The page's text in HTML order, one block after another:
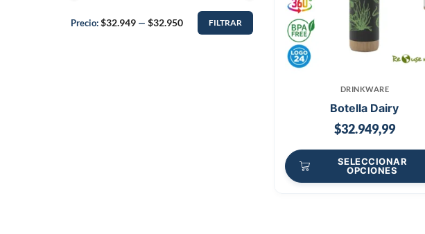
FILTRAR
Precio:$32.949 — $32.950
DRINKWARE
Botella Dairy
$32.949,99
SELECCIONAR
OPCIONES